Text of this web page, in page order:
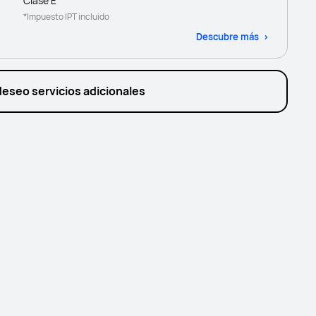
*Impuesto IPT incluido
Descubre más
servicios adicionales